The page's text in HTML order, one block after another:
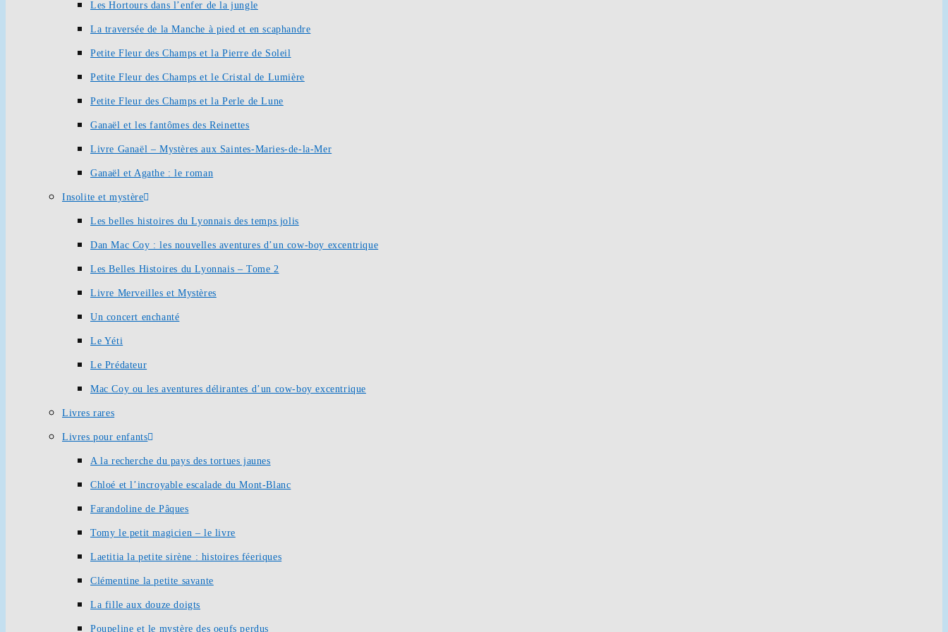
Les Hortours dans l’enfer de la jungle
La traversée de la Manche à pied et en scaphandre
Petite Fleur des Champs et la Pierre de Soleil
Petite Fleur des Champs et le Cristal de Lumière
Petite Fleur des Champs et la Perle de Lune
Ganaël et les fantômes des Reinettes
Livre Ganaël – Mystères aux Saintes-Maries-de-la-Mer
Ganaël et Agathe : le roman
Insolite et mystère
Les belles histoires du Lyonnais des temps jolis
Dan Mac Coy : les nouvelles aventures d’un cow-boy excentrique
Les Belles Histoires du Lyonnais – Tome 2
Livre Merveilles et Mystères
Un concert enchanté
Le Yéti
Le Prédateur
Mac Coy ou les aventures délirantes d’un cow-boy excentrique
Livres rares
Livres pour enfants
A la recherche du pays des tortues jaunes
Chloé et l’incroyable escalade du Mont-Blanc
Farandoline de Pâques
Tomy le petit magicien – le livre
Laetitia la petite sirène : histoires féeriques
Clémentine la petite savante
La fille aux douze doigts
Poupeline et le mystère des oeufs perdus